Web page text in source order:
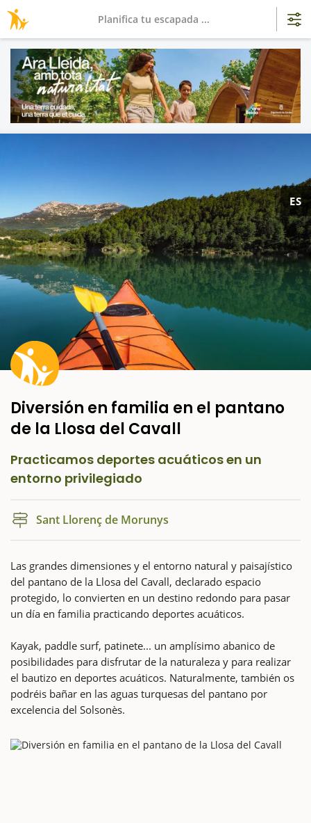
ES
Diversión en familia en el pantano
de la Llosa del Cavall
Practicamos deportes acuáticos en un
entorno privilegiado
Sant Llorenç de Morunys
Las grandes dimensiones y el entorno natural y paisajístico
del pantano de la Llosa del Cavall, declarado espacio
protegido, lo convierten en un destino redondo para pasar
un día en familia practicando deportes acuáticos.
Kayak, paddle surf, patinete... un amplísimo abanico de
posibilidades para disfrutar de la naturaleza y para realizar
el bautizo en deportes acuáticos. Naturalmente, también os
podréis bañar en las aguas turquesas del pantano por
excelencia del Solsonès.
Planifica tu escapada ...